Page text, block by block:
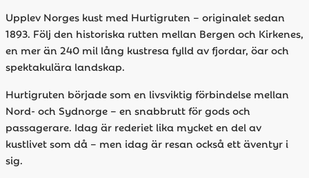
Upplev Norges kust med Hurtigruten – originalet sedan
1893. Följ den historiska rutten mellan Bergen och Kirkenes,
en mer än 240 mil lång kustresa fylld av fjordar, öar och
spektakulära landskap.
Hurtigruten började som en livsviktig förbindelse mellan
Nord- och Sydnorge – en snabbrutt för gods och
passagerare. Idag är rederiet lika mycket en del av
kustlivet som då – men idag är resan också ett äventyr i
sig.